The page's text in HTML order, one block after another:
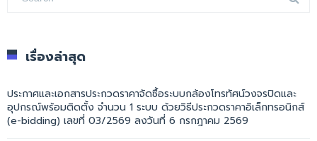
เรื่องล่าสุด
ประกาศและเอกสารประกวดราคาจัดซื้อระบบกล้องโทรทัศน์วงจรปิดและ
อุปกรณ์พร้อมติดตั้ง จำนวน 1 ระบบ ด้วยวิธีประกวดราคาอิเล็กทรอนิกส์
(e-bidding) เลขที่ 03/2569 ลงวันที่ 6 กรกฎาคม 2569